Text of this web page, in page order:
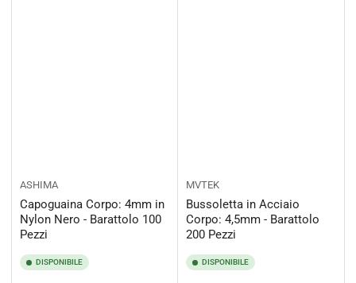
ASHIMA
Capoguaina Corpo: 4mm in
Nylon Nero - Barattolo 100
Pezzi
DISPONIBILE
MVTEK
Bussoletta in Acciaio
Corpo: 4,5mm - Barattolo
200 Pezzi
DISPONIBILE